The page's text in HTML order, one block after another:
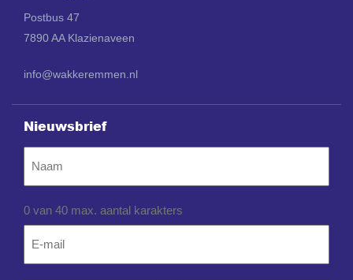
Postbus 47
7890 AA Klazienaveen
info@wakkeremmen.nl
Nieuwsbrief
0 van 40 max. aantal karakters